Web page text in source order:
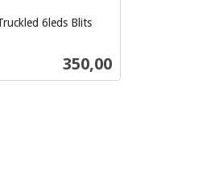
6leds Blits
Pris
350,00